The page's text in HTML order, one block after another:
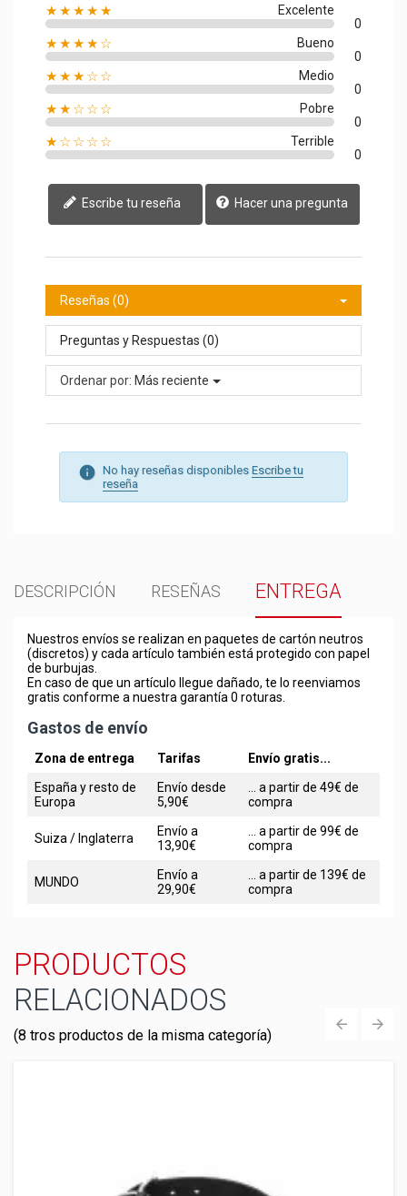
★★★★★
Excelente
0
★★★★☆
Bueno
0
★★★☆☆
Medio
0
★★☆☆☆
Pobre
0
★☆☆☆☆
Terrible
0
Escribe tu reseña Hacer una pregunta
Reseñas (0)
Preguntas y Respuestas (0)
Ordenar por: Más reciente
No hay reseñas disponibles Escribe tu
reseña
DESCRIPCIÓN RESEÑAS ENTREGA
Nuestros envíos se realizan en paquetes de cartón neutros
(discretos) y cada artículo también está protegido con papel
de burbujas.
En caso de que un artículo llegue dañado, te lo reenviamos
gratis conforme a nuestra garantía 0 roturas.
Gastos de envío
Zona de entrega Tarifas
Envío gratis...
España y resto de
Europa
Envío desde
5,90€
... a partir de 49€ de
compra
Suiza / Inglaterra
Envío a
13,90€
... a partir de 99€ de
compra
MUNDO
Envío a
29,90€
... a partir de 139€ de
compra
PRODUCTOS
RELACIONADOS
(8 tros productos de la misma categoría)